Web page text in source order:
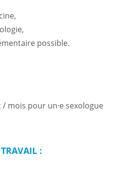
possible.
/ mois pour un·e sexologue
: